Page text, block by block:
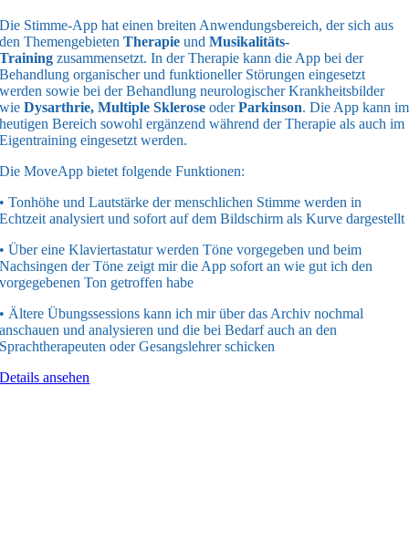
Die Stimme-App hat einen breiten Anwendungsbereich, der sich aus
den ThemengebietenTherapie undMusikalitäts-
Training zusammensetzt. In der Therapie kann die App bei der
Behandlung organischer und funktioneller Störungen eingesetzt
werden sowie bei der Behandlung neurologischer Krankheitsbilder
wieDysarthrie, Multiple Sklerose oderParkinson. Die App kann im
heutigen Bereich sowohl ergänzend während der Therapie als auch im
Eigentraining eingesetzt werden.
Die MoveApp bietet folgende Funktionen:
• Tonhöhe und Lautstärke der menschlichen Stimme werden in
Echtzeit analysiert und sofort auf dem Bildschirm als Kurve dargestellt
• Über eine Klaviertastatur werden Töne vorgegeben und beim
Nachsingen der Töne zeigt mir die App sofort an wie gut ich den
vorgegebenen Ton getroffen habe
• Ältere Übungssessions kann ich mir über das Archiv nochmal
anschauen und analysieren und die bei Bedarf auch an den
Sprachtherapeuten oder Gesangslehrer schicken
Details ansehen